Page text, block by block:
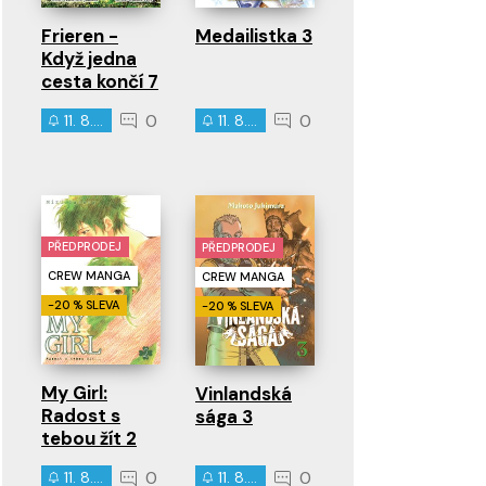
Frieren -
Když jedna
cesta končí 7
11. 8. 2026 0
Medailistka 3
11. 8. 2026 0
PŘEDPRODEJ
CREW MANGA
-20 % SLEVA
My Girl:
Radost s
tebou žít 2
11. 8. 2026 0
PŘEDPRODEJ
CREW MANGA
-20 % SLEVA
Vinlandská
sága 3
11. 8. 2026 0